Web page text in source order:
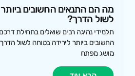
מה הם התנאים החשובים
לשול הדרך?
תלמידי נהיגה רבים שואלים בתחילת
החשובים ביותר לירידה בטוחה לשול
מושג מפתח